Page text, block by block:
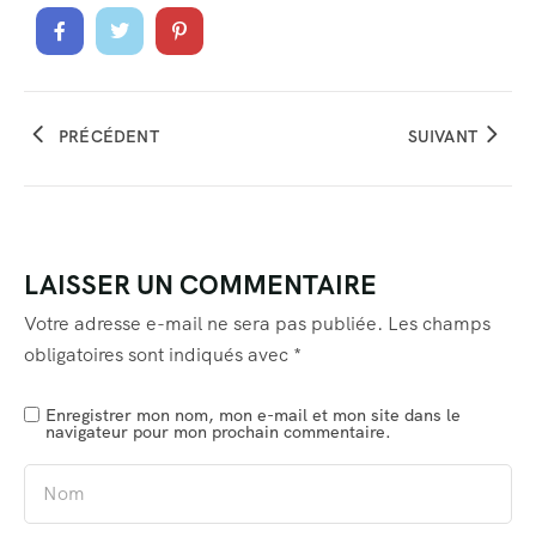
PRÉCÉDENT SUIVANT
LAISSER UN COMMENTAIRE
Votre adresse e-mail ne sera pas publiée. Les champs
obligatoires sont indiqués avec *
Enregistrer mon nom, mon e-mail et mon site dans le
navigateur pour mon prochain commentaire.